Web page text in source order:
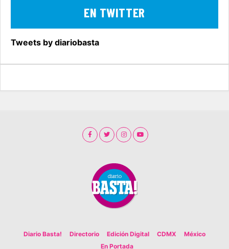
EN TWITTER
Tweets by diariobasta
Diario Basta! Directorio Edición Digital CDMX
México
En Portada